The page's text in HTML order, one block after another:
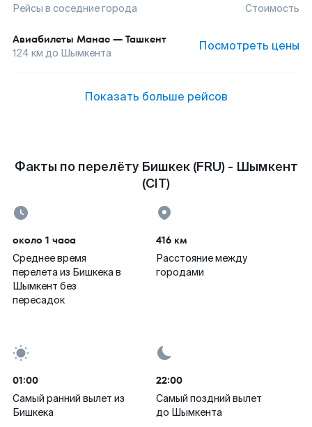
Рейсы в соседние города Стоимость
Авиабилеты Манас — Ташкент
124 км до Шымкента Посмотреть цены
Показать больше рейсов
Факты по перелёту Бишкек (FRU) - Шымкент
(CIT)
около 1 часа
Среднее время
перелета из Бишкека в
Шымкент без
пересадок
416 км
Расстояние между
городами
01:00
Самый ранний вылет из
Бишкека
22:00
Самый поздний вылет
до Шымкента